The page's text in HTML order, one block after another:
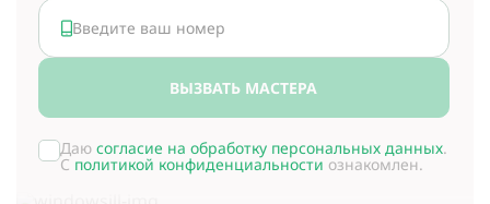
ВЫЗВАТЬ МАСТЕРА
Даю согласие на обработку персональных данных.
С политикой конфиденциальности ознакомлен.